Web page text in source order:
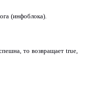
(инфоблока).
то возвращает true,